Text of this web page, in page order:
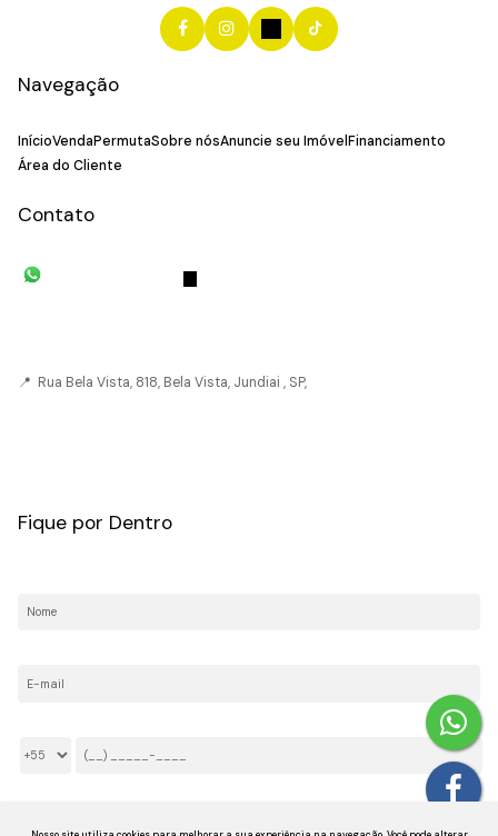
Navegação
InícioVendaPermutaSobre nósAnuncie seu Imóvel Financiamento
Área do Cliente
Contato
📍 Rua Bela Vista, 818, Bela Vista, Jundiai , SP,
Fique por Dentro